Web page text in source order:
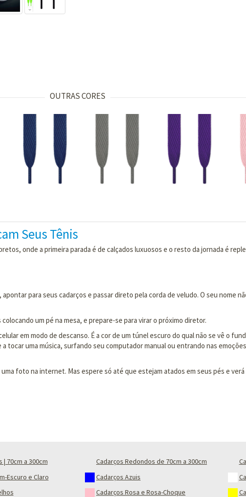
OUTRAS CORES
Seus Tênis
onde a primeira parada é de calçados luxuosos e o resto da jornada é
para seus cadarços e passar direto pela corda de veludo. O seu nome
um pé na mesa, e prepare-se para virar o próximo diretor.
em modo de descanso. É a cor de um túnel escuro do qual não se vê o
tocar uma música, surfando seu computador manual ou entrando nas
foto na internet. Mas espere só até que estejam atados em seus pés e verá
| 70cm a 300cm Cadarços Redondos de 70cm a 300cm
Escuro e Claro Cadarços Azuis
Cadarços Rosa e Rosa-Choque